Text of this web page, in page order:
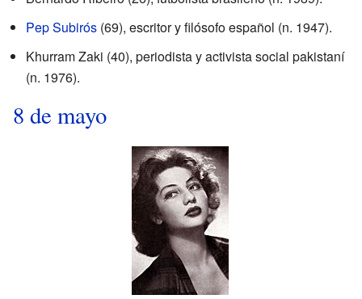
Pep Subirós (69), escritor y filósofo español (n. 1947).
Khurram Zaki (40), periodista y activista social pakistaní
(n. 1976).
8 de mayo